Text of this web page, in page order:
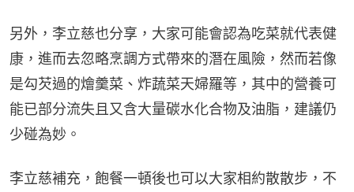
另外，李立慈也分享，大家可能會認為吃菜就代表健
康，進而去忽略烹調方式帶來的潛在風險，然而若像
是勾芡過的燴羹菜、炸蔬菜天婦羅等，其中的營養可
能已部分流失且又含大量碳水化合物及油脂，建議仍
少碰為妙。
李立慈補充，飽餐一頓後也可以大家相約散散步，不